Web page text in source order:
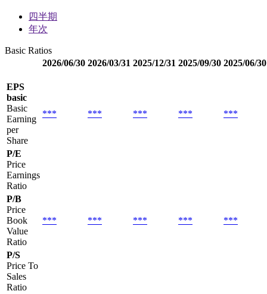
四半期
年次
Basic Ratios
2026/06/30 2026/03/31 2025/12/31 2025/09/30 2025/06/30
EPS
basic
Basic
Earning
per
Share
*** *** *** *** ***
P/E
Price
Earnings
Ratio
P/B
Price
Book
Value
Ratio
*** *** *** *** ***
P/S
Price To
Sales
Ratio